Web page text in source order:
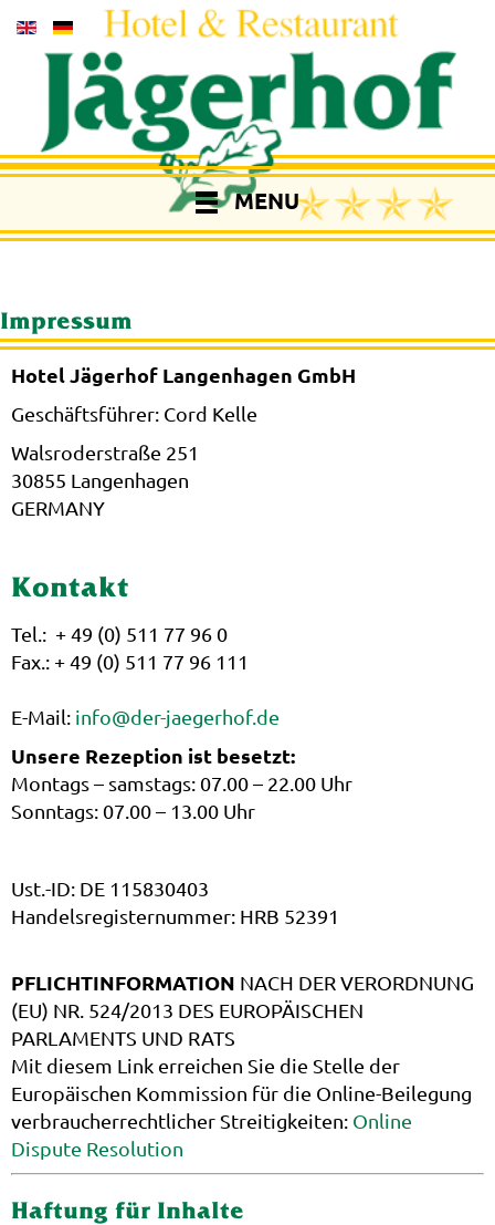
MENU
Impressum
Hotel Jägerhof Langenhagen GmbH
Geschäftsführer: Cord Kelle
Walsroderstraße 251
30855 Langenhagen
GERMANY
Kontakt
Tel.: + 49 (0) 511 77 96 0
Fax.: + 49 (0) 511 77 96 111
E-Mail: info@der-jaegerhof.de
Unsere Rezeption ist besetzt:
Montags – samstags: 07.00 – 22.00 Uhr
Sonntags: 07.00 – 13.00 Uhr
Ust.-ID: DE 115830403
Handelsregisternummer: HRB 52391
PFLICHTINFORMATION NACH DER VERORDNUNG
(EU) NR. 524/2013 DES EUROPÄISCHEN
PARLAMENTS UND RATS
Mit diesem Link erreichen Sie die Stelle der
Europäischen Kommission für die Online-Beilegung
verbraucherrechtlicher Streitigkeiten: Online
Dispute Resolution
Haftung für Inhalte